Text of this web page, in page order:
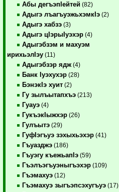
Абы дегъэпIейтей (82)
Адыгэ лъагъуэжьхэмкIэ (2)
Адыгэ хабзэ (3)
Адыгэ цIэрыIуэхэр (4)
Адыгэбзэм и махуэм
ирихьэлIэу (11)
Адыгэбзэр ядж (4)
Банк Iуэхухэр (28)
БэнэкIэ хуит (2)
Гу зылъытапхъэ (213)
Гуауэ (4)
ГукъэкIыжхэр (26)
Гулъытэ (29)
ГуфIэгъуэ зэхыхьэхэр (41)
Гъуазджэ (186)
Гъуэгу къежьапIэ (59)
Гъэлъэгъуэныгъэхэр (109)
Гъэмахуэ (12)
Гъэмахуэ зыгъэпсэхугъуэ (17)